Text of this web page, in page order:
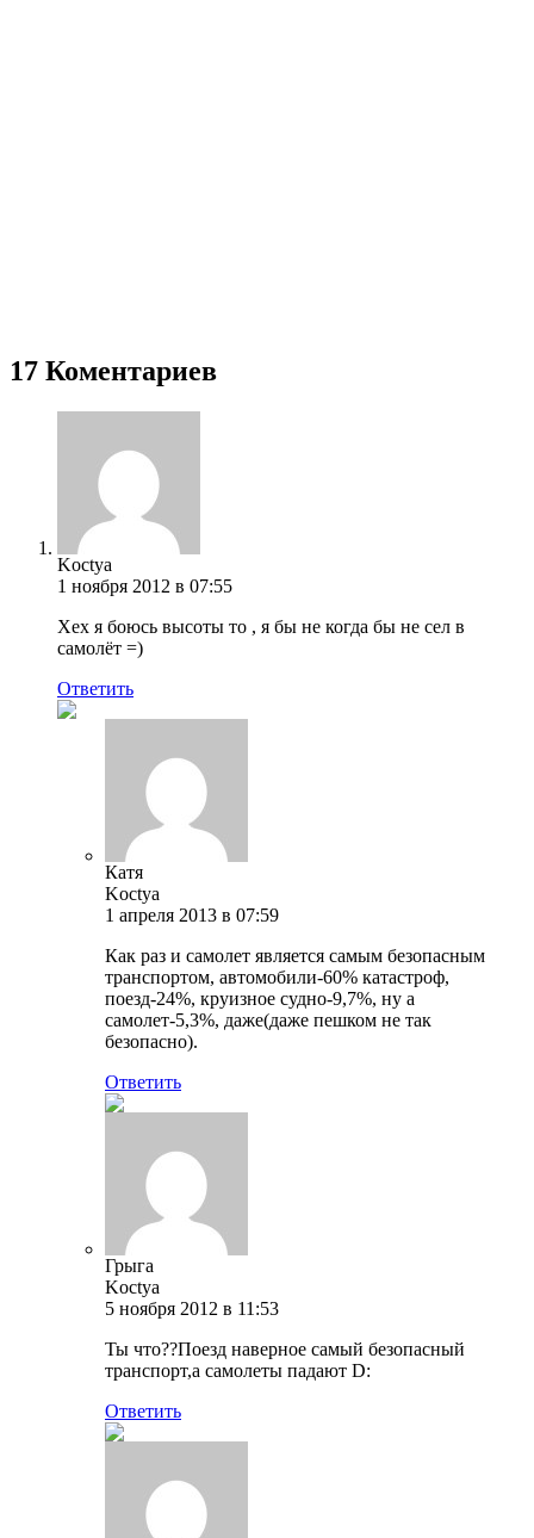
17 Коментариев
Koctya
1 ноября 2012 в 07:55
Хех я боюсь высоты то , я бы не когда бы не сел в
самолёт =)
Ответить
Катя
Koctya
1 апреля 2013 в 07:59
Как раз и самолет является самым безопасным
транспортом, автомобили-60% катастроф,
поезд-24%, круизное судно-9,7%, ну а
самолет-5,3%, даже(даже пешком не так
безопасно).
Ответить
Грыга
Koctya
5 ноября 2012 в 11:53
Ты что??Поезд наверное самый безопасный
транспорт,а самолеты падают D:
Ответить